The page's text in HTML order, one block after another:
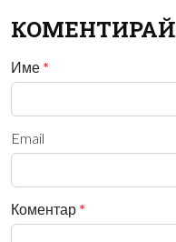
КОМЕНТИРАЙ
Име *
Email
Коментар *